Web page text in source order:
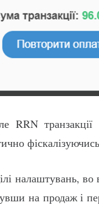
транзакції
налаштувань,
на продаж і